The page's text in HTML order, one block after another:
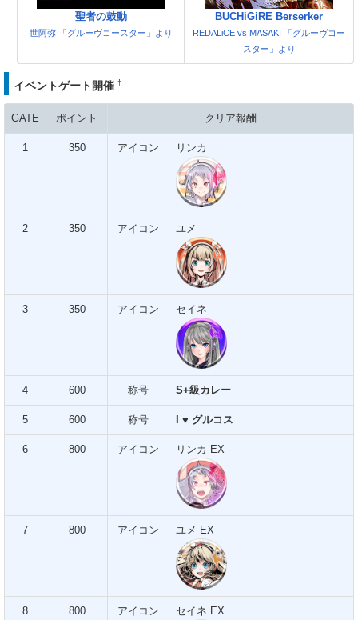
聖者の鼓動
世阿弥 「グルーヴコースター」より
BUCHiGiRE Berserker
REDALiCE vs MASAKI 「グルーヴコー
スター」より
イベントゲート開催 †
GATE ポイント クリア報酬
1 350 アイコン リンカ
2 350 アイコン ユメ
3 350 アイコン セイネ
4 600 称号 S+級カレー
5 600 称号 I ♥ グルコス
6 800 アイコン リンカ EX
7 800 アイコン ユメ EX
8 800 アイコン セイネ EX